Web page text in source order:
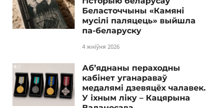
Беласточчыны «Камяні
мусілі паляцець» выйшла
па-беларуску
4 жніўня 2026
Аб’яднаны пераходны
кабінет уганараваў
медалямі дзевяцёх чалавек.
У іхным ліку – Кацярына